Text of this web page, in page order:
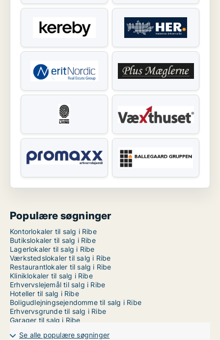
Populære søgninger
Kontorlokaler til salg i Ribe
Butikslokaler til salg i Ribe
Lagerlokaler til salg i Ribe
Værkstedslokaler til salg i Ribe
Restaurantlokaler til salg i Ribe
Kliniklokaler til salg i Ribe
Erhvervslejemål til salg i Ribe
Hoteller til salg i Ribe
Boligudlejningsejendomme til salg i Ribe
Erhvervsgrunde til salg i Ribe
Garager til salg i Ribe
Se alle populære søgninger